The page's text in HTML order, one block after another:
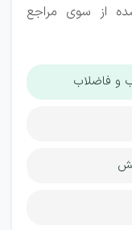
از سوی مراجع
و فاضلاب